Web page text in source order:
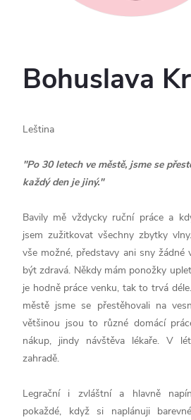
Bohuslava
Leština
"Po 30 letech ve městě, jsme se
každý den je jiný."
Bavily mě vždycky ruční práce a
jsem zužitkovat všechny zbytky
vše možné, představy ani sny žádné
být zdravá. Někdy mám ponožky
je hodně práce venku, tak to trvá
městě jsme se přestěhovali na
většinou jsou to různé domácí
nákup, jindy návštěva lékaře. V
zahradě.
Legrační i zvláštní a hlavně
pokaždé, když si naplánuji